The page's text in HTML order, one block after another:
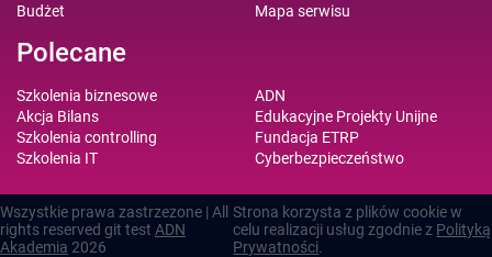
Budżet
Mapa serwisu
Polecane
Szkolenia biznesowe
Akcja Bilans
Szkolenia controlling
Szkolenia IT
ADN
Edukacyjne Projekty Unijne
Fundacja ETRP
Cyberbezpieczeństwo
Wszystkie prawa zastrzezone | All
rights reserved git test ADN
Akademia 2026
Strona korzysta z plików cookie w
celu realizacji usług zgodnie z Polityką
Prywatności.